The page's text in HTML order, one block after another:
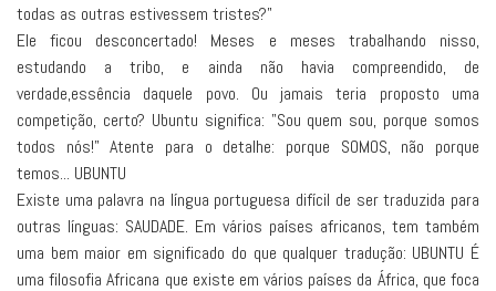
todas as outras estivessem tristes?"
Ele ficou desconcertado! Meses e meses trabalhando nisso,
estudando a tribo, e ainda não havia compreendido, de
verdade,essência daquele povo. Ou jamais teria proposto uma
competição, certo? Ubuntu significa: "Sou quem sou, porque somos
todos nós!" Atente para o detalhe: porque SOMOS, não porque
temos... UBUNTU
Existe uma palavra na língua portuguesa difícil de ser traduzida para
outras línguas: SAUDADE. Em vários países africanos, tem também
uma bem maior em significado do que qualquer tradução: UBUNTU É
uma filosofia Africana que existe em vários países da África, que foca